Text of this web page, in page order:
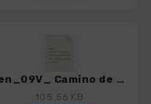
Ten_09V_ Camino de Candelaria Aguamansa - Arafo_ALT.gpx
105.56 KB